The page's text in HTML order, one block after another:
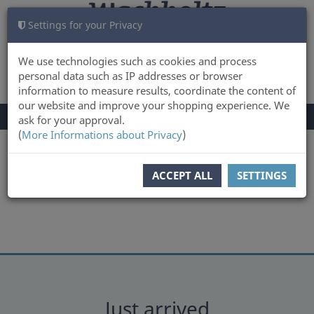
Settings for your Privacy
We use technologies such as cookies and process
personal data such as IP addresses or browser
information to measure results, coordinate the content of
our website and improve your shopping experience. We
ask for your approval.
(More Informations about Privacy)
ACCEPT ALL SETTINGS
LOG IN CART 0
TOGGLE
NAVIGATION
Menu
Just arrived